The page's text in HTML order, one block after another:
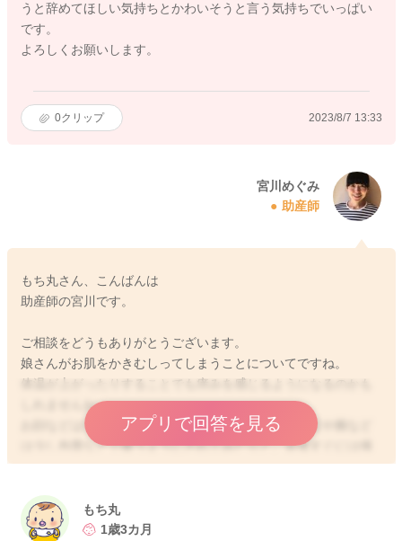
うと辞めてほしい気持ちとかわいそうと言う気持ちでいっぱい
です。
よろしくお願いします。
0クリップ 2023/8/7 13:33
宮川めぐみ
助産師
もち丸さん、こんばんは
助産師の宮川です。
ご相談をどうもありがとうございます。
娘さんがお肌をかきむしってしまうことについてですね。
体温が上がったりすることでも痒みを感じるようになるのかも
しれませんね。
お顔などはなかなか難しいかもしれないのですが、足や腕など
は少し包帯などで覆うようにされてみたりと。直接すぐには掻
けないようにされてみるのもいいかもしれません。
できたお傷が治る過程でも、瘡蓋ができて、痒みを感じること
もあると思います。
アプリで回答を見る
もち丸
1歳3カ月